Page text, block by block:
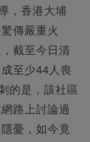
，香港大埔
傳嚴重火
截至今日清
至少44人喪
的是，該社區
路上討論過
憂，如今竟